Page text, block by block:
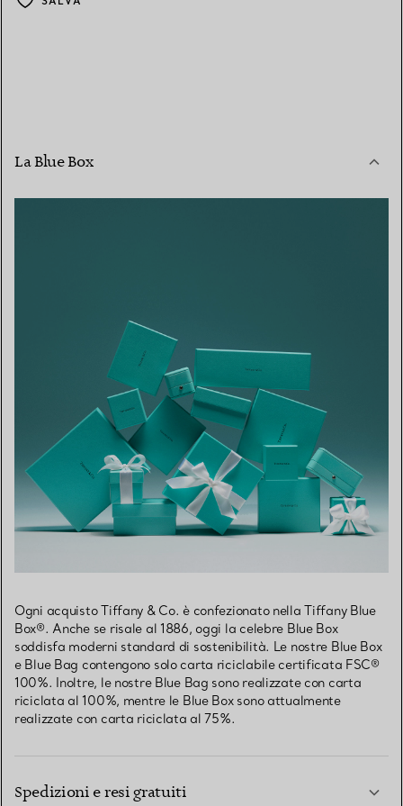
La Blue Box
Ogni acquisto Tiffany & Co. è confezionato nella Tiffany Blue
Box®. Anche se risale al 1886, oggi la celebre Blue Box
soddisfa moderni standard di sostenibilità. Le nostre Blue Box
e Blue Bag contengono solo carta riciclabile certificata FSC®
100%. Inoltre, le nostre Blue Bag sono realizzate con carta
riciclata al 100%, mentre le Blue Box sono attualmente
realizzate con carta riciclata al 75%.
Spedizioni e resi gratuiti